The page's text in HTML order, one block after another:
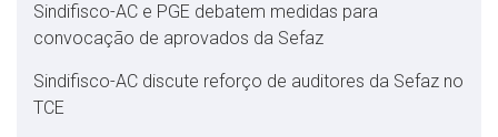
Sindifisco-AC e PGE debatem medidas para
convocação de aprovados da Sefaz
Sindifisco-AC discute reforço de auditores da Sefaz no
TCE